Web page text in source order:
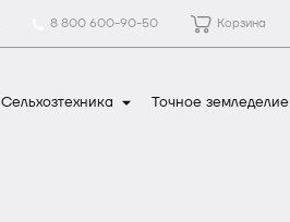
8 800 600-90-50 Корзина
Сельхозтехника Точное земледелие